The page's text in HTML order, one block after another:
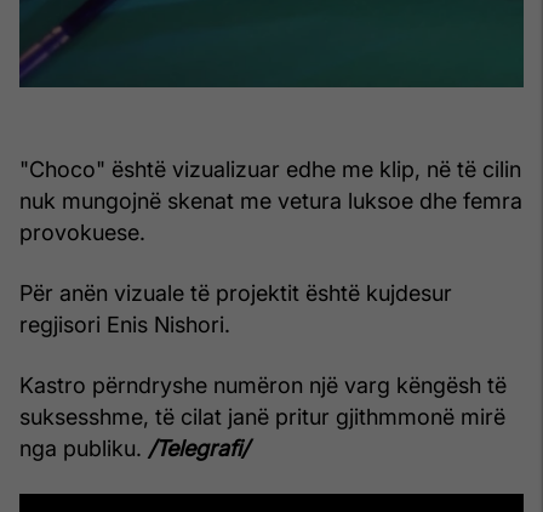
"Choco" është vizualizuar edhe me klip, në të cilin
nuk mungojnë skenat me vetura luksoe dhe femra
provokuese.
Për anën vizuale të projektit është kujdesur
regjisori Enis Nishori.
Kastro përndryshe numëron një varg këngësh të
suksesshme, të cilat janë pritur gjithmmonë mirë
nga publiku. /Telegrafi/